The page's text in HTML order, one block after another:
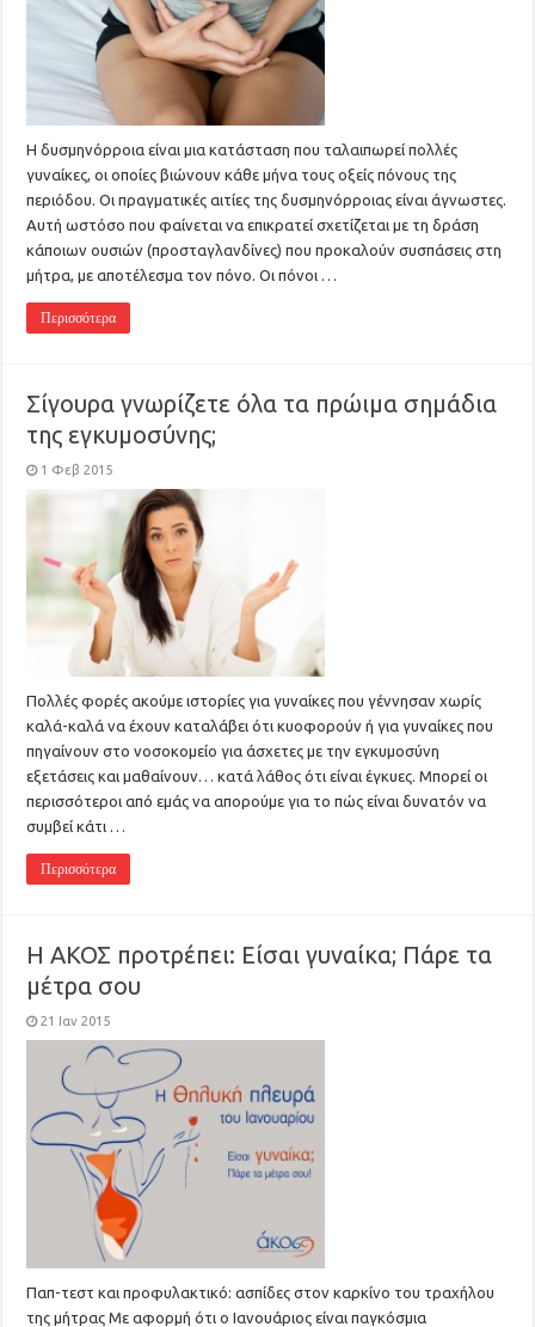
Η δυσμηνόρροια είναι μια κατάσταση που ταλαιπωρεί πολλές
γυναίκες, οι οποίες βιώνουν κάθε μήνα τους οξείς πόνους της
περιόδου. Οι πραγματικές αιτίες της δυσμηνόρροιας είναι άγνωστες.
Αυτή ωστόσο που φαίνεται να επικρατεί σχετίζεται με τη δράση
κάποιων ουσιών (προσταγλανδίνες) που προκαλούν συσπάσεις στη
μήτρα, με αποτέλεσμα τον πόνο. Οι πόνοι …
Περισσότερα
Σίγουρα γνωρίζετε όλα τα πρώιμα σημάδια
της εγκυμοσύνης;
1 Φεβ 2015
Πολλές φορές ακούμε ιστορίες για γυναίκες που γέννησαν χωρίς
καλά-καλά να έχουν καταλάβει ότι κυοφορούν ή για γυναίκες που
πηγαίνουν στο νοσοκομείο για άσχετες με την εγκυμοσύνη
εξετάσεις και μαθαίνουν… κατά λάθος ότι είναι έγκυες. Μπορεί οι
περισσότεροι από εμάς να απορούμε για το πώς είναι δυνατόν να
συμβεί κάτι …
Περισσότερα
Η ΑΚΟΣ προτρέπει: Είσαι γυναίκα; Πάρε τα
μέτρα σου
21 Ιαν 2015
Παπ-τεστ και προφυλακτικό: ασπίδες στον καρκίνο του τραχήλου
της μήτρας Με αφορμή ότι ο Ιανουάριος είναι παγκόσμια